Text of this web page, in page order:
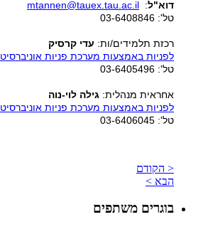
דוא"ל:
mtannen@tauex.tau.ac.il
טל': 03-6408846
רכזת תלמידים/ות: עדי קרסיק
לפניות באמצעות מערכת פניות
טל': 03-6405496
אחראית מנהלית: גילה לוי-נוה
לפניות באמצעות מערכת פניות
טל': 03-6406045
< הקודם
הבא >
בוגרים משתפים